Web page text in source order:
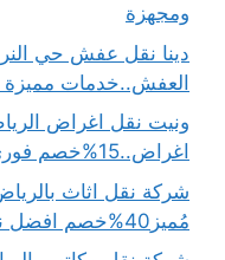
ومجهزة
العفش..خدمات مميزة
ونيت نقل اغراض
اغراض..15%خصم فوري
شركة نقل اثاث
مُميز40%خصم افضل نقل اثاث بالرياض..اتصل الـأن